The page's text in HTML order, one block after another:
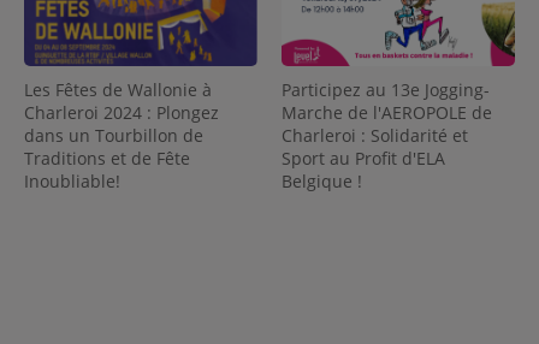
Les Fêtes de Wallonie à
Charleroi 2024 : Plongez
dans un Tourbillon de
Traditions et de Fête
Inoubliable!
Participez au 13e Jogging-
Marche de l'AEROPOLE de
Charleroi : Solidarité et
Sport au Profit d'ELA
Belgique !